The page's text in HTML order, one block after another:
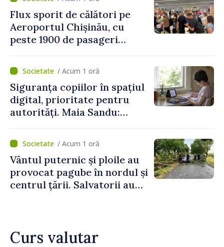
Flux sporit de călători pe
Aeroportul Chișinău, cu
peste 1900 de pasageri
de vârf a concediilor
/ Acum 1 oră
Siguranța copiilor în spațiul
digital, prioritate pentru
autorități. Maia Sandu:
mecanisme care să-i
protejeze”/ Acum 1 oră
Vântul puternic și ploile au
provocat pagube în nordul și
centrul țării. Salvatorii au
Curs valutar